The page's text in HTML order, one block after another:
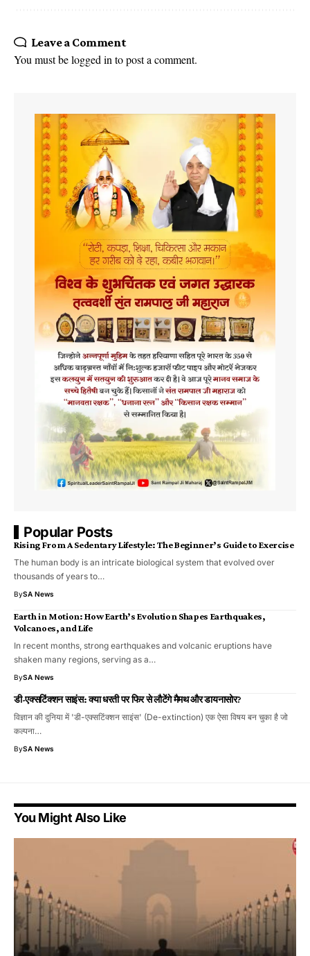
Leave a Comment
You must belogged in to post a comment.
Popular Posts
Rising From A Sedentary Lifestyle: The Beginner’s Guide to Exercise
The human body is an intricate biological system that evolved over
thousands of years to…
BySA News
Earth in Motion: How Earth’s Evolution Shapes Earthquakes,
Volcanoes, and Life
In recent months, strong earthquakes and volcanic eruptions have
shaken many regions, serving as a…
BySA News
​डी-एक्सटिंक्शन साइंस: क्या धरती पर फिर से लौटेंगे मैमथ और डायनासोर?
​विज्ञान की दुनिया में 'डी-एक्सटिंक्शन साइंस' (De-extinction) एक ऐसा विषय बन चुका है जो
कल्पना…
BySA News
You Might Also Like